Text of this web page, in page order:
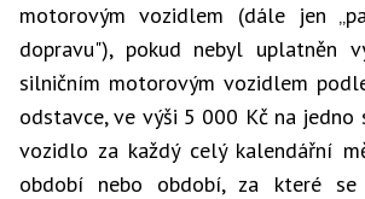
motorovým vozidlem (dále jen
dopravu"), pokud nebyl uplatněn
silničním motorovým vozidlem
odstavce, ve výši 5 000 Kč na
vozidlo za každý celý kalendářní
období nebo období, za které se